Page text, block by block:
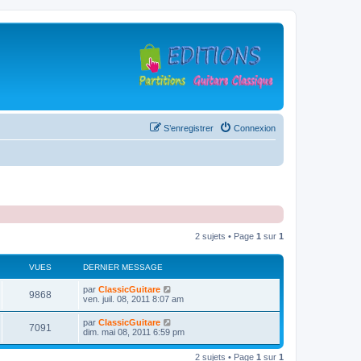
Connexion
S’enregistrer
2 sujets • Page 1 sur 1
VUES DERNIER MESSAGE
9868
u
D
e
i
e
r
par ClassicGuitare
ven. juil. 08, 2011 8:07 am
7091
u
D
e
n
par ClassicGuitare
dim. mai 08, 2011 6:59 pm
2 sujets • Page 1 sur 1